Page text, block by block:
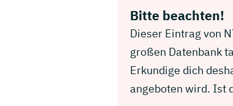
Bitte beachten!
Dieser Eintrag von
großen Datenbank
Erkundige dich
angeboten wird. Ist